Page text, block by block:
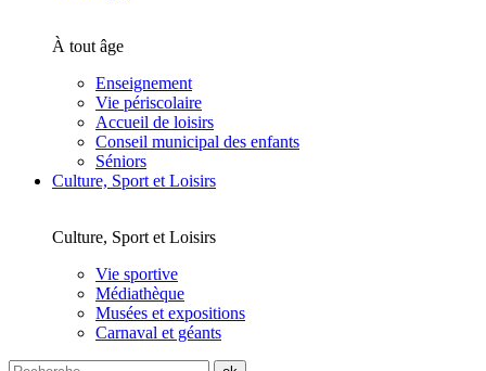
À tout âge
Enseignement
Vie périscolaire
Accueil de loisirs
Conseil municipal des enfants
Séniors
Culture, Sport et Loisirs
Culture, Sport et Loisirs
Vie sportive
Médiathèque
Musées et expositions
Carnaval et géants